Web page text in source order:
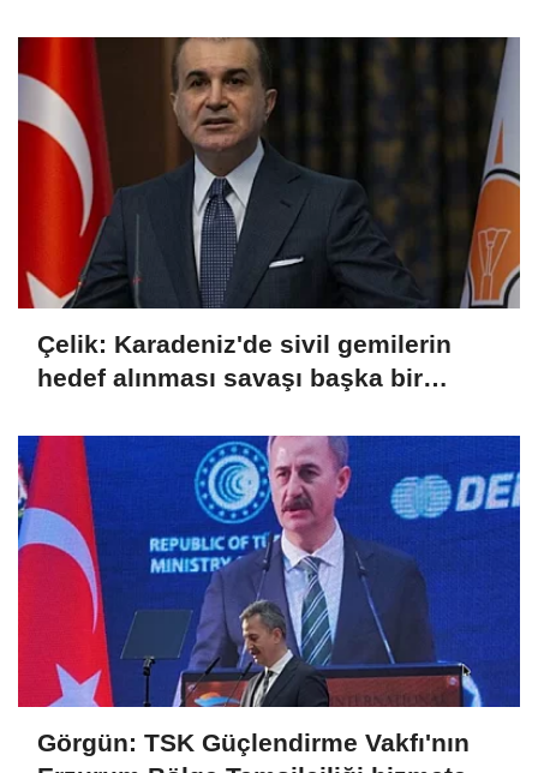
Çelik: Karadeniz'de sivil gemilerin
hedef alınması savaşı başka bir
Görgün: TSK Güçlendirme Vakfı'nın